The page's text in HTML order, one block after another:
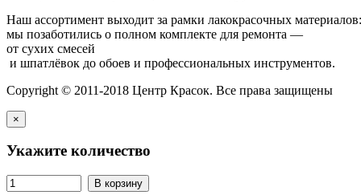
Наш ассортимент выходит за рамки лакокрасочных
мы позаботились о полном комплекте для ремонта —
от сухих смесей
и шпатлёвок до обоев и профессиональных инструментов.
Copyright © 2011-2018 Центр Красок. Все права защищены
×
Укажите количество
В корзину